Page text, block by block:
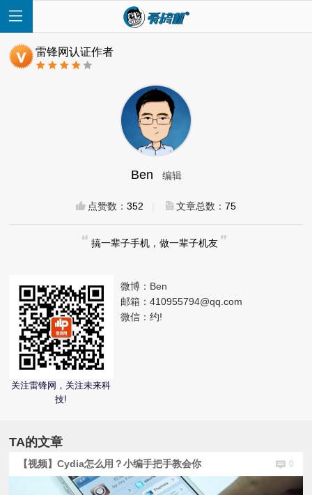
测
视
频
普
雷锋网认证作者
Ben 编辑
点赞数： 352 文章总数： 75
搞一辈子手机，做一辈子机友
关注雷锋网，关注未来科
技!
微博： Ben
邮箱： 410955794@qq.com
微信： 约!
TA的文章
【视频】Cydia怎么用？小编手把手教会你 0